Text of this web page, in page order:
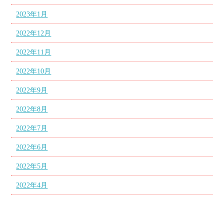
2023年1月
2022年12月
2022年11月
2022年10月
2022年9月
2022年8月
2022年7月
2022年6月
2022年5月
2022年4月